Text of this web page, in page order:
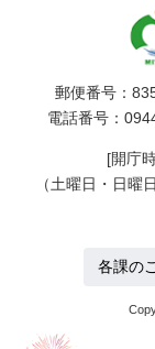
郵便番号：
電話番号：
[開庁
（土曜日・日曜
各課の